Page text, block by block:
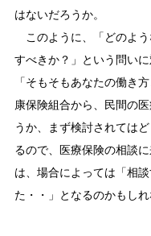
はないだろうか。
このように、「どのよう
すべきか？」という問い
「そもそもあなたの働き
康保険組合から、民間の
うか、まず検討されては
るので、医療保険の相談
は、場合によっては「相
た・・」となるのかもしれ